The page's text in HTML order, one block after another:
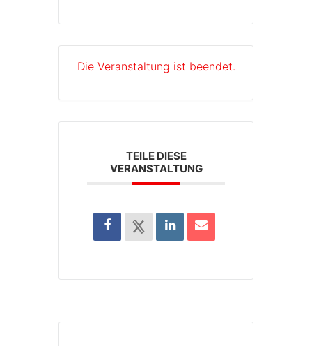
Die Veranstaltung ist beendet.
TEILE DIESE
VERANSTALTUNG